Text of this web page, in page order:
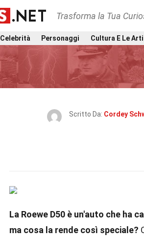
Trasforma la Tua
Celebrità Personaggi Cultura E Le Arti
Scritto Da: Cordey
La Roewe D50 è un'auto che
ma cosa la rende così speciale?